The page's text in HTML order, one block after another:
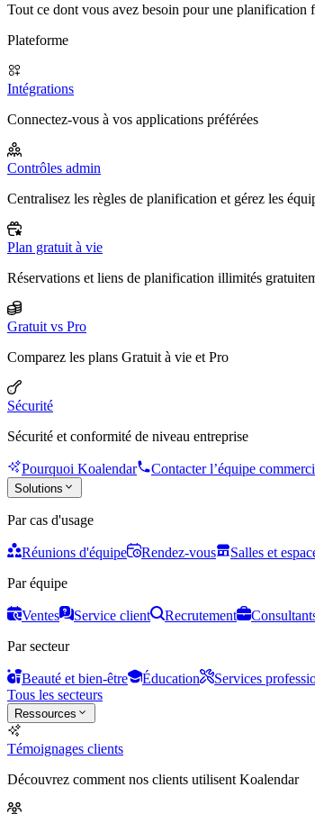
Tout ce dont vous avez besoin pour une planification
Plateforme
Intégrations
Connectez-vous à vos applications préférées
Contrôles admin
Centralisez les règles de planification et gérez les
Plan gratuit à vie
Réservations et liens de planification illimités
Gratuit vs Pro
Comparez les plans Gratuit à vie et Pro
Sécurité
Sécurité et conformité de niveau entreprise
Pourquoi Koalendar Contacter l’équipe
Solutions
Par cas d'usage
Réunions d'équipe Rendez-vous Salles et
Par équipe
Ventes Service client Recrutement
Par secteur
Beauté et bien-être Éducation Services
Tous les secteurs
Ressources
Témoignages clients
Découvrez comment nos clients utilisent Koalendar